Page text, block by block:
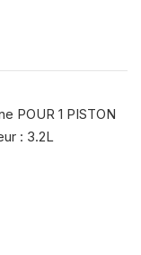
POUR 1 PISTON
: 3.2L